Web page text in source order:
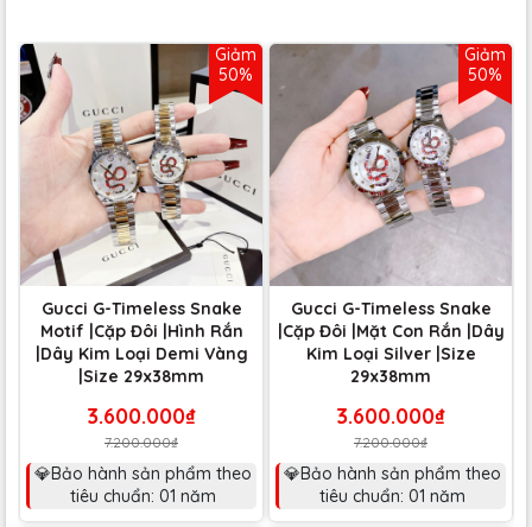
Giảm
50%
Gucci G-Timeless Snake
Motif |Cặp Đôi |Hình Rắn
|Dây Kim Loại Demi Vàng
|Size 29x38mm
3.600.000₫
7.200.000₫
💎Bảo hành sản phẩm theo
tiêu chuẩn: 01 năm
Giảm
50%
Gucci G-Timeless Snake
|Cặp Đôi |Mặt Con Rắn |Dây
Kim Loại Silver |Size
29x38mm
3.600.000₫
7.200.000₫
💎Bảo hành sản phẩm theo
tiêu chuẩn: 01 năm